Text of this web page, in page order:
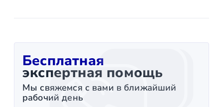
Бесплатная
экспертная помощь
Мы свяжемся с вами в ближайший
рабочий день